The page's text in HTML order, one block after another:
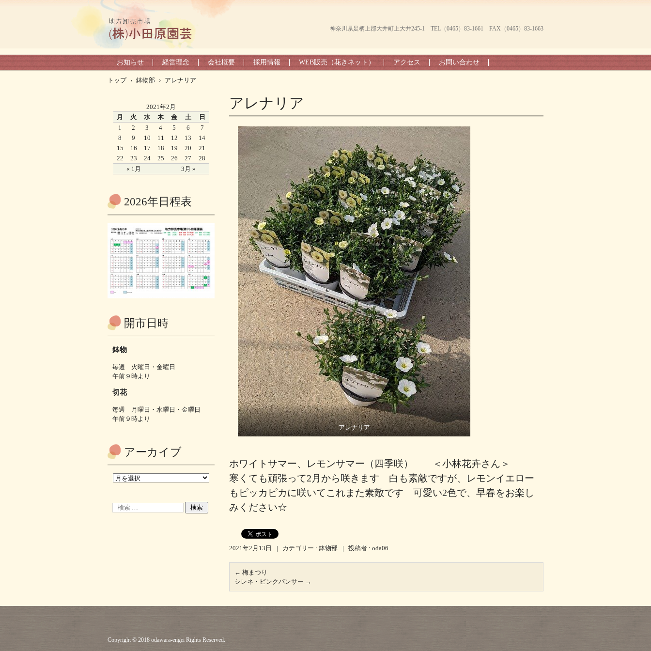
神奈川県足柄上郡大井町上大井245-1 TEL（0465）83-1661 FAX（0465）83-1663
お知らせ 経営理念 会社概要 採用情報 WEB販売（花きネット） アクセス お問い合わせ
トップ › 鉢物部 › アレナリア
アレナリア
アレナリア
ホワイトサマー、レモンサマー（四季咲） ＜小林花卉さん＞
寒くても頑張って2月から咲きます 白も素敵ですが、レモンイエロー
もピッカピカに咲いてこれまた素敵です 可愛い2色で、早春をお楽し
みください☆
2021年2月13日 | カテゴリー : 鉢物部 | 投稿者 : oda06
← 梅まつり
シレネ・ピンクパンサー →
2021年2月
月
火 水 木 金 土 日
« 1月 3月 »
1 2 3 4 5 6
7
8
9 10 11 12 13
14
15
16 17 18 19 20
21
22
23 24 25 26 27 28
2026年日程表
開市日時
鉢物
毎週 火曜日・金曜日
午前９時より
切花
毎週 月曜日・水曜日・金曜日
午前９時より
アーカイブ
Copyright © 2018 odawara-engei Rights Reserved.